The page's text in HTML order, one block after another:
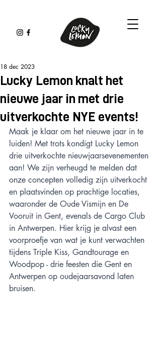
Lucky Lemon knalt het
nieuwe jaar in met drie
uitverkochte NYE events!
18 dec 2023
Maak je klaar om het nieuwe jaar in te
luiden! Met trots kondigt Lucky Lemon
drie uitverkochte nieuwjaarsevenementen
aan! We zijn verheugd te melden dat
onze concepten volledig zijn uitverkocht
en plaatsvinden op prachtige locaties,
waaronder de Oude Vismijn en De
Vooruit in Gent, evenals de Cargo Club
in Antwerpen. Hier krijg je alvast een
voorproefje van wat je kunt verwachten
tijdens Triple Kiss, Gandtourage en
Woodpop - drie feesten die Gent en
Antwerpen op oudejaarsavond laten
bruisen.